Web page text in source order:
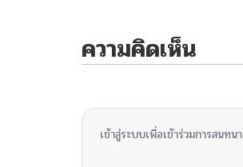
ความคิดเห็น
เข้าสู่ระบบเพื่อเข้าร่วมการสนทนา